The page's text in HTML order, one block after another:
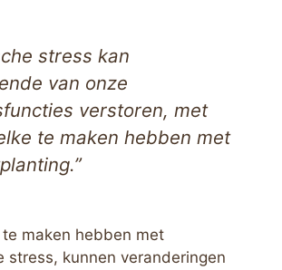
stress kan
van onze
verstoren, met
te maken hebben met
maken hebben met
stress, kunnen veranderingen